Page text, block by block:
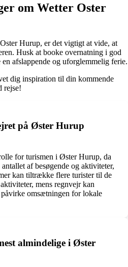
om Wetter Oster
Hurup, er det vigtigt at vide, at
Husk at booke overnatning i god
afslappende og uforglemmelig ferie.
dig inspiration til din kommende
rejse!
på Øster Hurup
for turismen i Øster Hurup, da
af besøgende og aktiviteter,
kan tiltrække flere turister til de
mens regnvejr kan
omsætningen for lokale
almindelige i Øster